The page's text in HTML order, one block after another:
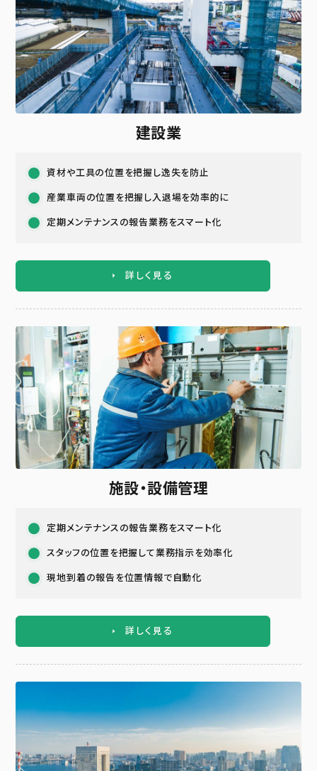
建設業
資材や工具の位置を把握し逸失を防止
産業車両の位置を把握し入退場を効率的に
定期メンテナンスの報告業務をスマート化
詳しく見る
施設・設備管理
定期メンテナンスの報告業務をスマート化
スタッフの位置を把握して業務指示を効率化
現地到着の報告を位置情報で自動化
詳しく見る